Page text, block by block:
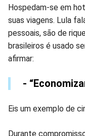
Hospedam-se em
suas viagens. Lula
pessoais, são de
brasileiros é usado
afirmar:
-
Eis um exemplo de
Durante